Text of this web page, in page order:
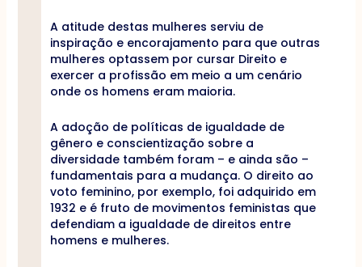
A atitude destas mulheres serviu de
inspiração e encorajamento para que outras
mulheres optassem por cursar Direito e
exercer a profissão em meio a um cenário
onde os homens eram maioria.
A adoção de políticas de igualdade de
gênero e conscientização sobre a
diversidade também foram – e ainda são –
fundamentais para a mudança. O direito ao
voto feminino, por exemplo, foi adquirido em
1932 e é fruto de movimentos feministas que
defendiam a igualdade de direitos entre
homens e mulheres.